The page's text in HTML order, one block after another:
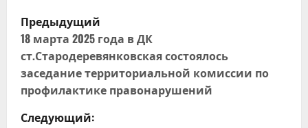
Н
а
в
и
Предыдущий
18 марта 2025 года в ДК
ст.Стародеревянковская состоялось
заседание территориальной комиссии по
профилактике правонарушений
Следующий: